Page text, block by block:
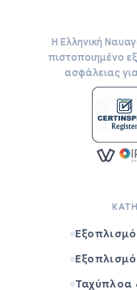
Η Ελληνική
πιστοποιημένο
ασφάλειας
Ταχύπλοα